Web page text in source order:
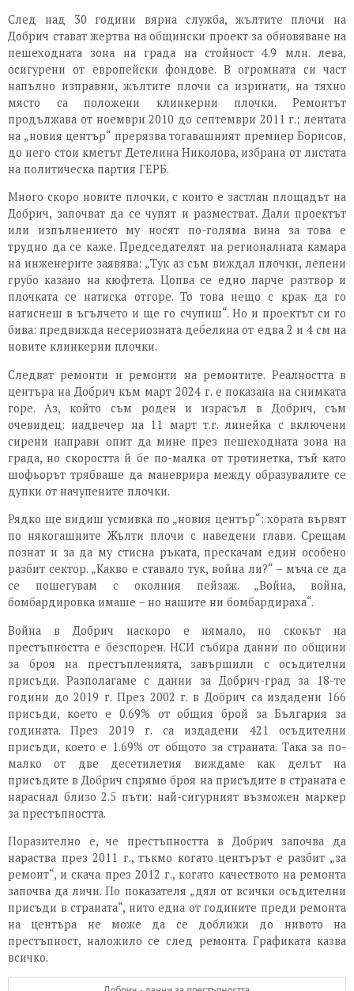
След над 30 години вярна служба, жълтите плочи на
Добрич стават жертва на общински проект за обновяване на
пешеходната зона на града на стойност 4.9 млн. лева,
осигурени от европейски фондове. В огромната си част
напълно изправни, жълтите плочи са изринати, на тяхно
място са положени клинкерни плочки. Ремонтът
продължава от ноември 2010 до септември 2011 г.; лентата
на „новия център“ прерязва тогавашният премиер Борисов,
до него стои кметът Детелина Николова, избрана от листата
на политическа партия ГЕРБ.
Много скоро новите плочки, с които е застлан площадът на
Добрич, започват да се чупят и разместват. Дали проектът
или изпълнението му носят по-голяма вина за това е
трудно да се каже. Председателят на регионалната камара
на инженерите заявява: „Тук аз съм виждал плочки, лепени
грубо казано на кюфтета. Цопва се едно парче разтвор и
плочката се натиска отгоре. То това нещо с крак да го
натиснеш в ъгълчето и ще го счупиш“. Но и проектът си го
бива: предвижда несериозната дебелина от едва 2 и 4 см на
новите клинкерни плочки.
Следват ремонти и ремонти на ремонтите. Реалността в
центъра на Добрич към март 2024 г. е показана на снимката
горе. Аз, който съм роден и израсъл в Добрич, съм
очевидец: надвечер на 11 март т.г. линейка с включени
сирени направи опит да мине през пешеходната зона на
града, но скоростта й бе по-малка от тротинетка, тъй като
шофьорът трябваше да маневрира между образувалите се
дупки от начупените плочки.
Рядко ще видиш усмивка по „новия център“: хората вървят
по някогашните Жълти плочи с наведени глави. Срещам
познат и за да му стисна ръката, прескачам един особено
разбит сектор. „Какво е ставало тук, война ли?“ – мъча се да
се пошегувам с околния пейзаж. „Война, война,
бомбардировка имаше – но нашите ни бомбардираха“.
Война в Добрич наскоро е нямало, но скокът на
престъпността е безспорен. НСИ събира данни по общини
за броя на престъпленията, завършили с осъдителни
присъди. Разполагаме с данни за Добрич-град за 18-те
години до 2019 г. През 2002 г. в Добрич са издадени 166
присъди, което е 0.69% от общия брой за България за
годината. През 2019 г. са издадени 421 осъдителни
присъди, което е 1.69% от общото за страната. Така за по-
малко от две десетилетия виждаме как делът на
присъдите в Добрич спрямо броя на присъдите в страната е
нараснал близо 2.5 пъти: най-сигурният възможен маркер
за престъпността.
Поразително е, че престъпността в Добрич започва да
нараства през 2011 г., тъкмо когато центърът е разбит „за
ремонт“, и скача през 2012 г., когато качеството на ремонта
започва да личи. По показателя „дял от всички осъдителни
присъди в страната“, нито една от годините преди ремонта
на центъра не може да се доближи до нивото на
престъпност, наложило се след ремонта. Графиката казва
всичко.